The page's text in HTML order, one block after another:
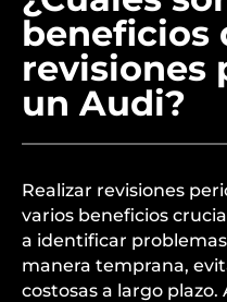
beneficios
revisiones
un Audi?
Realizar revisiones
varios beneficios
a identificar
manera temprana,
costosas a largo